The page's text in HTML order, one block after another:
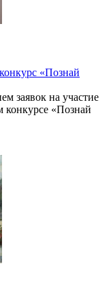
«Познай
заявок на участие
конкурсе «Познай